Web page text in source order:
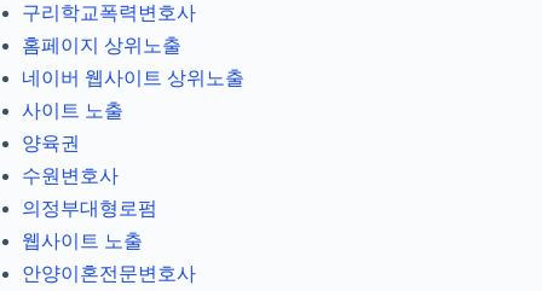
구리학교폭력변호사
홈페이지 상위노출
네이버 웹사이트 상위노출
사이트 노출
양육권
수원변호사
의정부대형로펌
웹사이트 노출
안양이혼전문변호사